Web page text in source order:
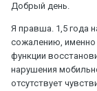
Добрый день.
Я правша. 1,5 года
сожалению, именно
функции
нарушения
отсутствует